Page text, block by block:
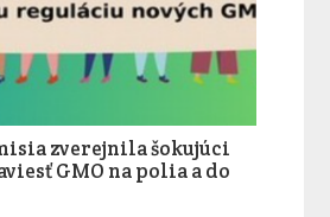
zverejnila šokujúci
GMO na polia a do